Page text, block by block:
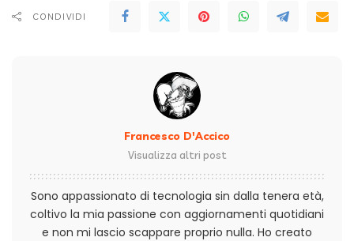
CONDIVIDI
Francesco D'Accico
Visualizza altri post
Sono appassionato di tecnologia sin dalla tenera età,
coltivo la mia passione con aggiornamenti quotidiani
e non mi lascio scappare proprio nulla. Ho creato